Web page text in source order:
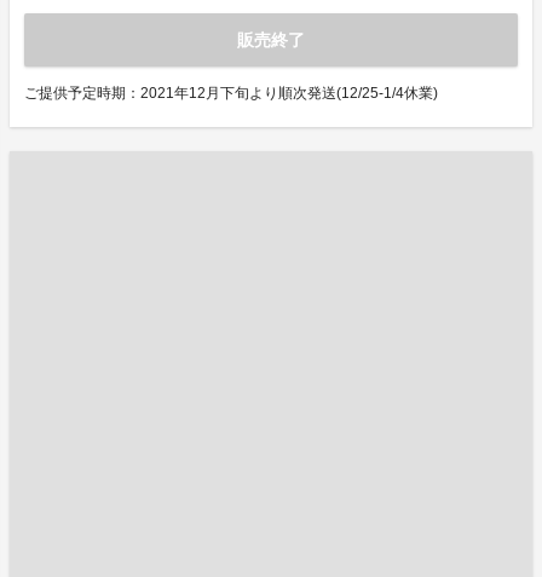
販売終了
ご提供予定時期：2021年12月下旬より順次発送(12/25-1/4休業)